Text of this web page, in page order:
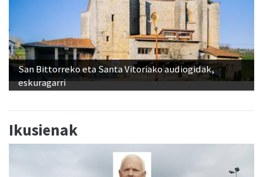
San Bittorreko eta Santa Vitoriako audiogidak,
eskuragarri
Ikusienak